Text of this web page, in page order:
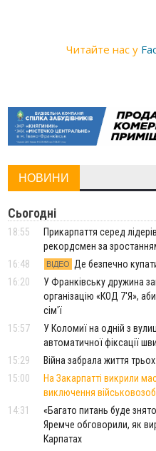
Читайте нас у
НОВИНИ
Сьогодні
18:55
Прикарпаття серед
рекордсмен за
16:48
ВІДЕО
Де безпечно
16:20
У Франківську дружина
організацію «КОД 7'Я»,
сім'ї
15:57
У Коломиї на одній з
автоматичної фіксації
15:29
Війна забрала життя
15:00
На Закарпатті викрили
виключення
14:31
«Багато питань буде
Яремче обговорили, як
Карпатах